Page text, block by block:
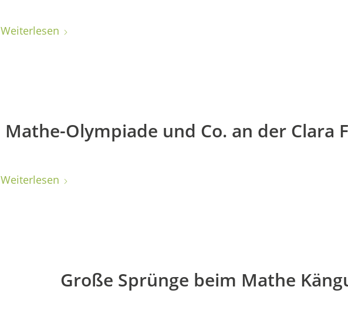
Weiterlesen
Mathe-Olympiade und Co. an der Clara
Weiterlesen
Große Sprünge beim Mathe